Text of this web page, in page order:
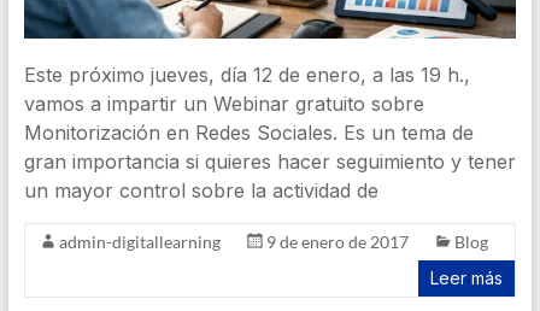
Este próximo jueves, día 12 de enero, a las 19 h.,
vamos a impartir un Webinar gratuito sobre
Monitorización en Redes Sociales. Es un tema de
gran importancia si quieres hacer seguimiento y tener
un mayor control sobre la actividad de
admin-digitallearning 9 de enero de 2017
Blog
Leer más